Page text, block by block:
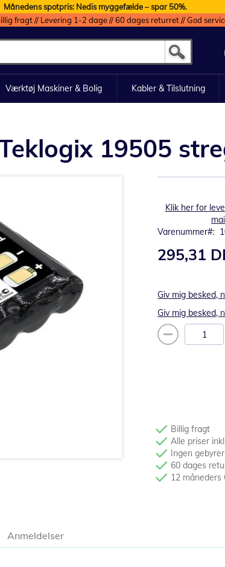
Månedens spotpris: Nedis myggefælde – spar 50%.
fragt // Levering 1-2 dage // 60 dages returret // God
Værktøj Maskiner & Bolig Kabler & Tilslutning
19505
Klik her for
Varenummer
295,31
Giv mig besked,
Giv mig besked,
Billig fragt
Alle priser
Ingen gebyrer
60 dages
12 måneders
Anmeldelser